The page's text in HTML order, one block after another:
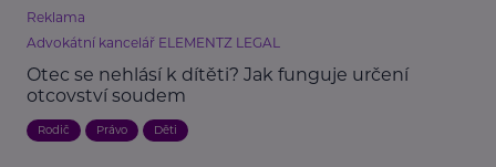
Reklama
Advokátní kancelář ELEMENTZ LEGAL
Otec se nehlásí k dítěti? Jak funguje určení
otcovství soudem
Rodič Právo Děti